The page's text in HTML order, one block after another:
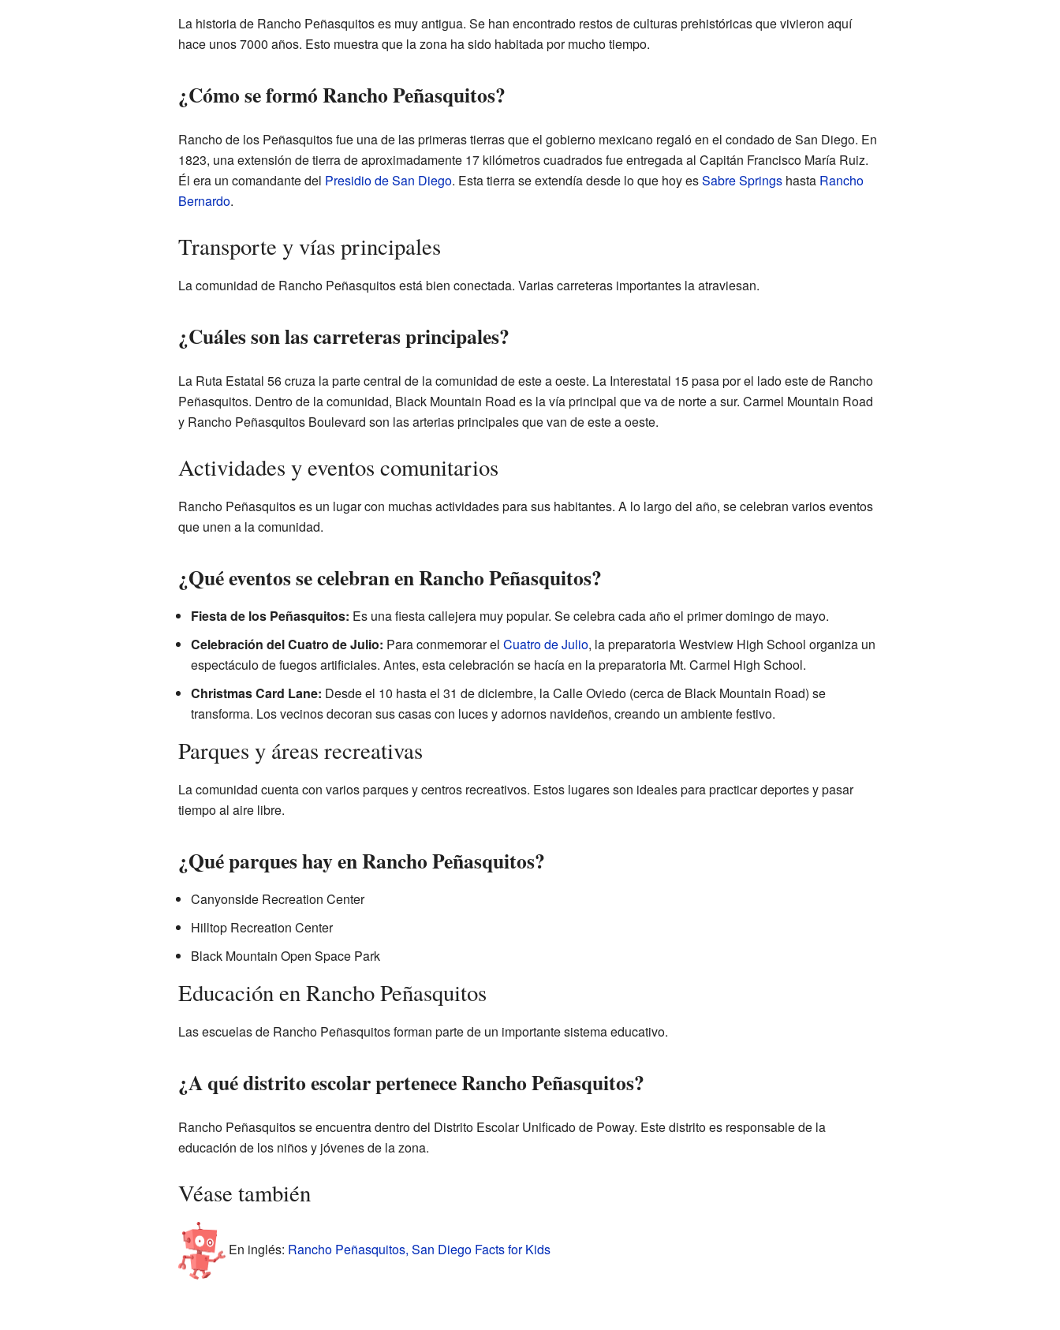
La historia de Rancho Peñasquitos es muy antigua. Se han encontrado restos de culturas prehistóricas que vivieron aquí
hace unos 7000 años. Esto muestra que la zona ha sido habitada por mucho tiempo.
¿Cómo se formó Rancho Peñasquitos?
Rancho de los Peñasquitos fue una de las primeras tierras que el gobierno mexicano regaló en el condado de San Diego. En
1823, una extensión de tierra de aproximadamente 17 kilómetros cuadrados fue entregada al Capitán Francisco María Ruiz.
Él era un comandante del Presidio de San Diego. Esta tierra se extendía desde lo que hoy esSabre Springshasta Rancho
Bernardo.
Transporte y vías principales
La comunidad de Rancho Peñasquitos está bien conectada. Varias carreteras importantes la atraviesan.
¿Cuáles son las carreteras principales?
La Ruta Estatal 56 cruza la parte central de la comunidad de este a oeste. La Interestatal 15 pasa por el lado este de Rancho
Peñasquitos. Dentro de la comunidad, Black Mountain Road es la vía principal que va de norte a sur. Carmel Mountain Road
y Rancho Peñasquitos Boulevard son las arterias principales que van de este a oeste.
Actividades y eventos comunitarios
Rancho Peñasquitos es un lugar con muchas actividades para sus habitantes. A lo largo del año, se celebran varios eventos
que unen a la comunidad.
¿Qué eventos se celebran en Rancho Peñasquitos?
Fiesta de los Peñasquitos: Es una fiesta callejera muy popular. Se celebra cada año el primer domingo de mayo.
Celebración del Cuatro de Julio: Para conmemorar el Cuatro de Julio, la preparatoria Westview High School organiza un
espectáculo de fuegos artificiales. Antes, esta celebración se hacía en la preparatoria Mt. Carmel High School.
Christmas Card Lane: Desde el 10 hasta el 31 de diciembre, la Calle Oviedo (cerca de Black Mountain Road) se
transforma. Los vecinos decoran sus casas con luces y adornos navideños, creando un ambiente festivo.
Parques y áreas recreativas
La comunidad cuenta con varios parques y centros recreativos. Estos lugares son ideales para practicar deportes y pasar
tiempo al aire libre.
¿Qué parques hay en Rancho Peñasquitos?
Canyonside Recreation Center
Hilltop Recreation Center
Black Mountain Open Space Park
Educación en Rancho Peñasquitos
Las escuelas de Rancho Peñasquitos forman parte de un importante sistema educativo.
¿A qué distrito escolar pertenece Rancho Peñasquitos?
Rancho Peñasquitos se encuentra dentro del Distrito Escolar Unificado de Poway. Este distrito es responsable de la
educación de los niños y jóvenes de la zona.
Véase también
En inglés: Rancho Peñasquitos, San Diego Facts for Kids